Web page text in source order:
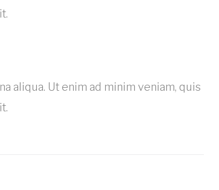
aliqua. Ut enim ad minim veniam, quis